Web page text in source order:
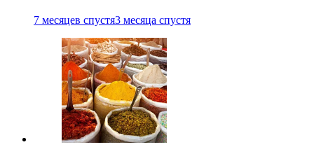
7 месяцев спустя3 месяца спустя